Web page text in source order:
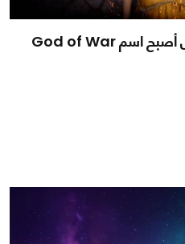
God of War: Laufey | هل أصبح اسم God of War